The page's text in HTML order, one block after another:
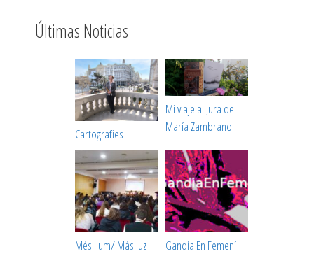
Últimas Noticias
Cartografies
Mi viaje al Jura de
María Zambrano
Més llum/ Más luz Gandia En Femení